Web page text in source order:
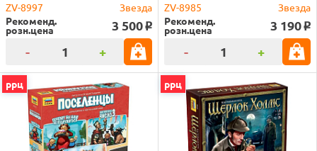
ZV-8997
Звезда
Рекоменд.
розн.цена 3 500 o
- +
ZV-8985
Звезда
Рекоменд.
розн.цена 3 190 o
- +
ррц ррц